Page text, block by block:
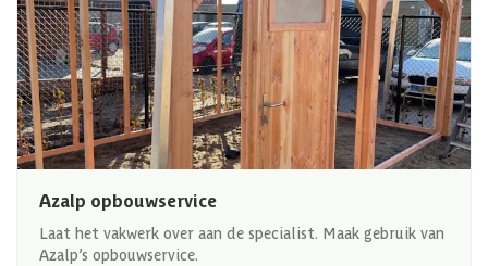
Azalp opbouwservice
Laat het vakwerk over aan de specialist. Maak gebruik van
Azalp’s opbouwservice.